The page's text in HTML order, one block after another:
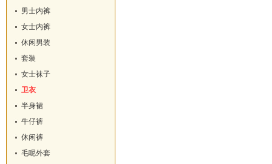
男士内裤
女士内裤
休闲男装
套装
女士袜子
卫衣
半身裙
牛仔裤
休闲裤
毛呢外套